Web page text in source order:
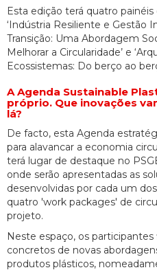
Esta edição terá quatro
‘Indústria Resiliente e Gestão
Transição: Uma Abordagem
Melhorar a Circularidade’ e
Ecossistemas: Do berço ao
A Agenda Sustainable
próprio. Que inovações
lá?
De facto, esta Agenda
para alavancar a economia
terá lugar de destaque no
onde serão apresentadas as
desenvolvidas por cada um
quatro 'work packages' de
projeto.
Neste espaço, os
concretos de novas
produtos plásticos,